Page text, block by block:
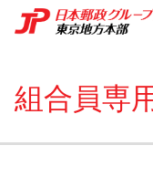
組合員専